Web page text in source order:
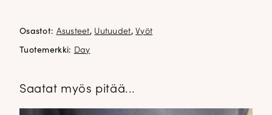
Osastot: Asusteet, Uutuudet,Vyöt
Tuotemerkki: Day
Saatat myös pitää...